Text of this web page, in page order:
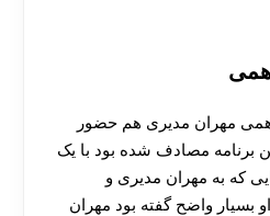
مهران مدیری هم حضور
برنامه مصادف شده بود با یک
که به مهران مدیری و
بسیار واضح گفته بود مهران